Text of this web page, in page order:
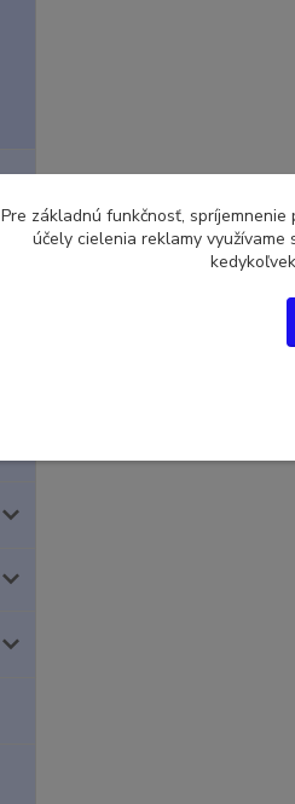
Pre základnú funkčnosť,
účely cielenia reklamy